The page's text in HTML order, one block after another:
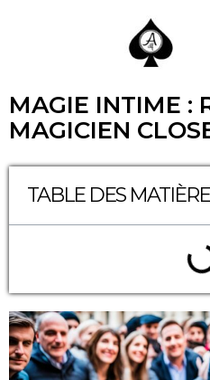
MAGIE INTIME :
MAGICIEN
TABLE DES